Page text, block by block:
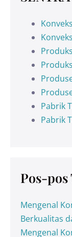
Pabrik
Pabrik
Pos-
Mengenal
Berkualitas
Mengenal